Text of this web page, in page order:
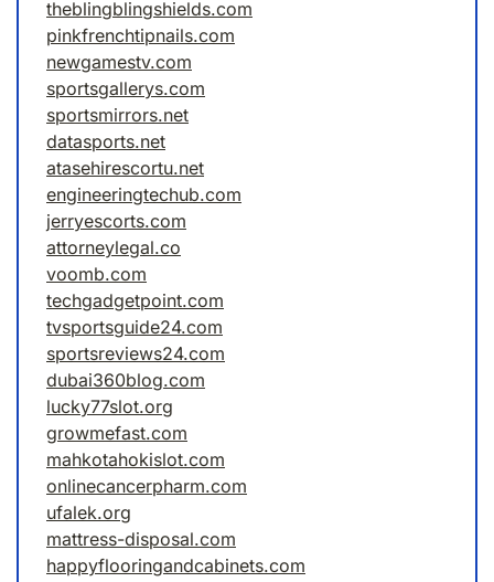
theblingblingshields.com
pinkfrenchtipnails.com
newgamestv.com
sportsgallerys.com
sportsmirrors.net
datasports.net
atasehirescortu.net
engineeringtechub.com
jerryescorts.com
attorneylegal.co
voomb.com
techgadgetpoint.com
tvsportsguide24.com
sportsreviews24.com
dubai360blog.com
lucky77slot.org
growmefast.com
mahkotahokislot.com
onlinecancerpharm.com
ufalek.org
mattress-disposal.com
happyflooringandcabinets.com